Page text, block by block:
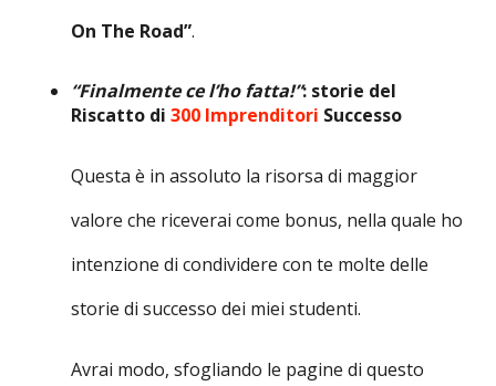
On The Road”.
“Finalmente ce l’ho fatta!”: storie del
Riscatto di 300 Imprenditori Successo
Questa è in assoluto la risorsa di maggior
valore che riceverai come bonus, nella quale ho
intenzione di condividere con te molte delle
storie di successo dei miei studenti.
Avrai modo, sfogliando le pagine di questo